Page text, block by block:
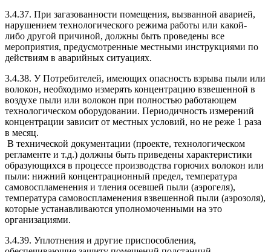
3.4.37. При загазованности помещения, вызванной аварией,
нарушением технологического режима работы или какой-
либо другой причиной, должны быть проведены все
мероприятия, предусмотренные местными инструкциями по
действиям в аварийных ситуациях.
3.4.38. У Потребителей, имеющих опасность взрыва пыли или
волокон, необходимо измерять концентрацию взвешенной в
воздухе пыли или волокон при полностью работающем
технологическом оборудовании. Периодичность измерений
концентрации зависит от местных условий, но не реже 1 раза
в месяц.
В технической документации (проекте, технологическом
регламенте и т.д.) должны быть приведены характеристики
образующихся в процессе производства горючих волокон или
пыли: нижний концентрационный предел, температура
самовоспламенения и тления осевшей пыли (аэрогеля),
температура самовоспламенения взвешенной пыли (аэрозоля),
которые устанавливаются уполномоченными на это
организациями.
3.4.39. Уплотнения и другие приспособления,